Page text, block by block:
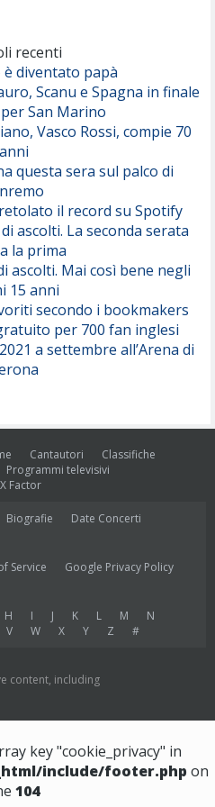
recenti
diventato papà
Scanu e Spagna in finale
San Marino
Vasco Rossi, compie 70
anni
questa sera sul palco di
il record su Spotify
ascolti. La seconda serata
la prima
ascolti. Mai così bene negli
15 anni
secondo i bookmakers
per 700 fan inglesi
a settembre all’Arena di
Cantautori
Classifiche
Programmi televisivi
X Factor
Biografie
Date Concerti
Service
Google Privacy Policy
H I J K L M
N
V W X Y Z #
content, including
key "cookie_privacy" in
include/footer.php on
104